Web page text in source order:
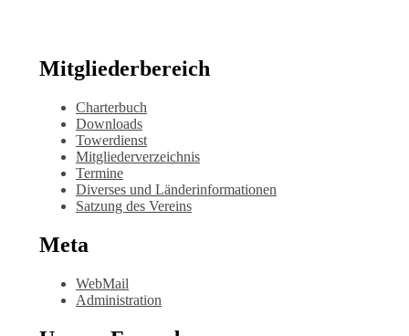
Mitgliederbereich
Charterbuch
Downloads
Towerdienst
Mitgliederverzeichnis
Termine
Diverses und Länderinformationen
Satzung des Vereins
Meta
WebMail
Administration